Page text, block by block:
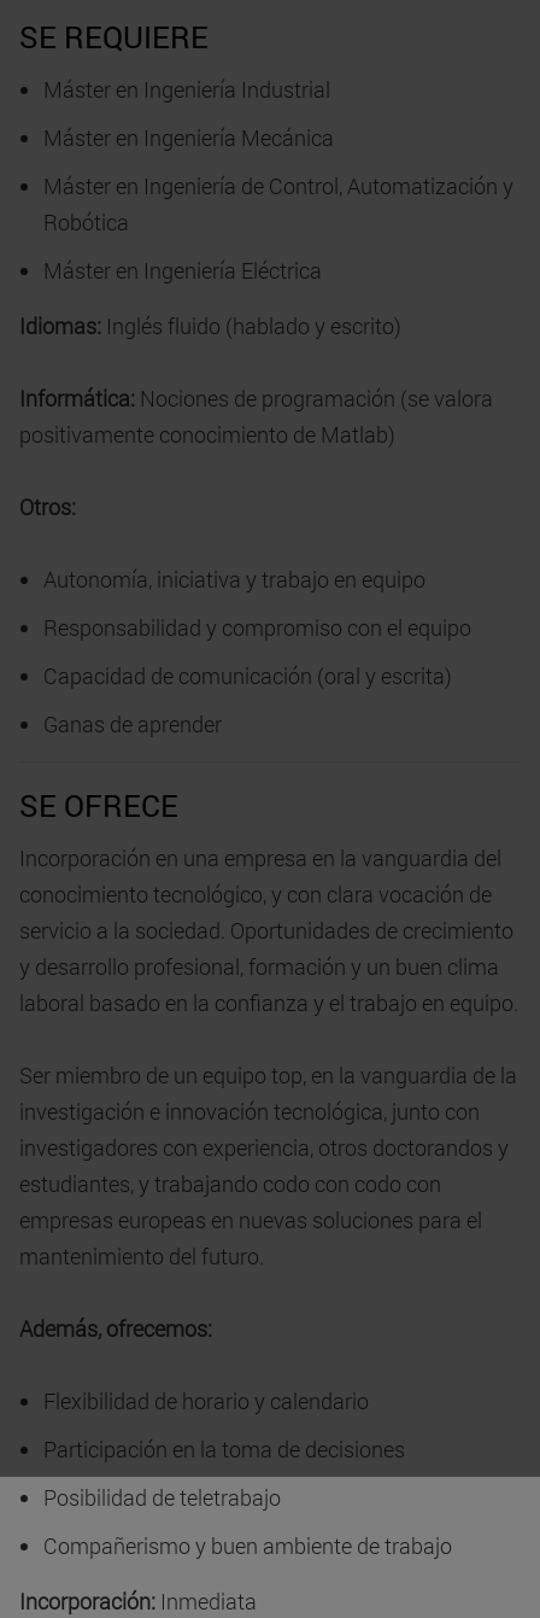
SE REQUIERE
Máster en Ingeniería Industrial
Máster en Ingeniería Mecánica
Máster en Ingeniería de Control, Automatización y
Robótica
Máster en Ingeniería Eléctrica
Idiomas: Inglés fluido (hablado y escrito)
Informática: Nociones de programación (se valora
positivamente conocimiento de Matlab)
Otros:
Autonomía, iniciativa y trabajo en equipo
Responsabilidad y compromiso con el equipo
Capacidad de comunicación (oral y escrita)
Ganas de aprender
SE OFRECE
Incorporación en una empresa en la vanguardia del
conocimiento tecnológico, y con clara vocación de
servicio a la sociedad. Oportunidades de crecimiento
y desarrollo profesional, formación y un buen clima
laboral basado en la confianza y el trabajo en equipo.
Ser miembro de un equipo top, en la vanguardia de la
investigación e innovación tecnológica, junto con
investigadores con experiencia, otros doctorandos y
estudiantes, y trabajando codo con codo con
empresas europeas en nuevas soluciones para el
mantenimiento del futuro.
Además, ofrecemos:
Flexibilidad de horario y calendario
Participación en la toma de decisiones
Posibilidad de teletrabajo
Compañerismo y buen ambiente de trabajo
Incorporación: Inmediata